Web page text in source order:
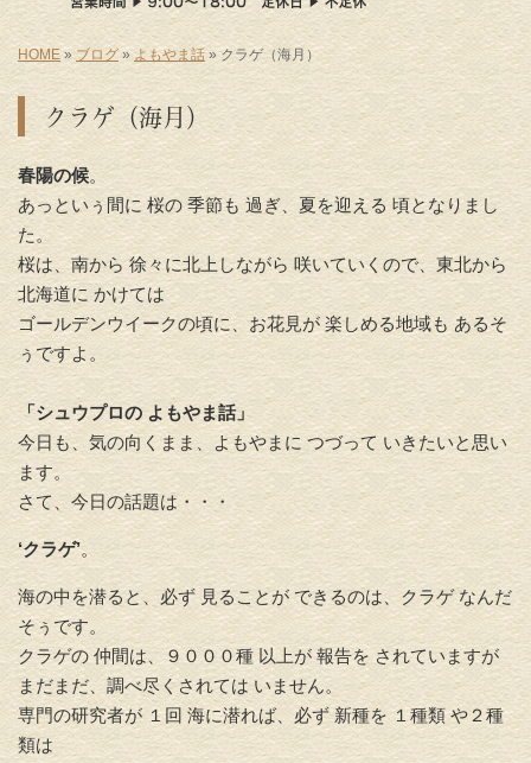
HOME »ブログ » よもやま話 » クラゲ（海月）
クラゲ（海月）
春陽の候。
あっといぅ間に 桜の 季節も 過ぎ、夏を迎える 頃となりまし
た。
桜は、南から 徐々に北上しながら 咲いていくので、東北から
北海道に かけては
ゴールデンウイークの頃に、お花見が 楽しめる地域も あるそ
ぅですよ。
「シュウプロの よもやま話」
今日も、気の向くまま、よもやまに つづって いきたいと思い
ます。
さて、今日の話題は・・・
‘クラゲ’。
海の中を潜ると、必ず 見ることが できるのは、クラゲ なんだ
そぅです。
クラゲの 仲間は、９０００種 以上が 報告を されていますが
まだまだ、調べ尽くされては いません。
専門の研究者が １回 海に潜れば、必ず 新種を １種類 や２種
類は